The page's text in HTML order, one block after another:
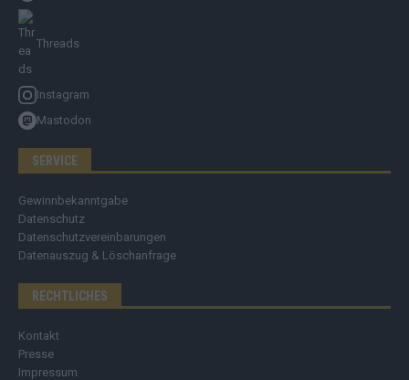
Threads
Instagram
Mastodon
SERVICE
Gewinnbekanntgabe
Datenschutz
Datenschutzvereinbarungen
Datenauszug & Löschanfrage
RECHTLICHES
Kontakt
Presse
Impressum